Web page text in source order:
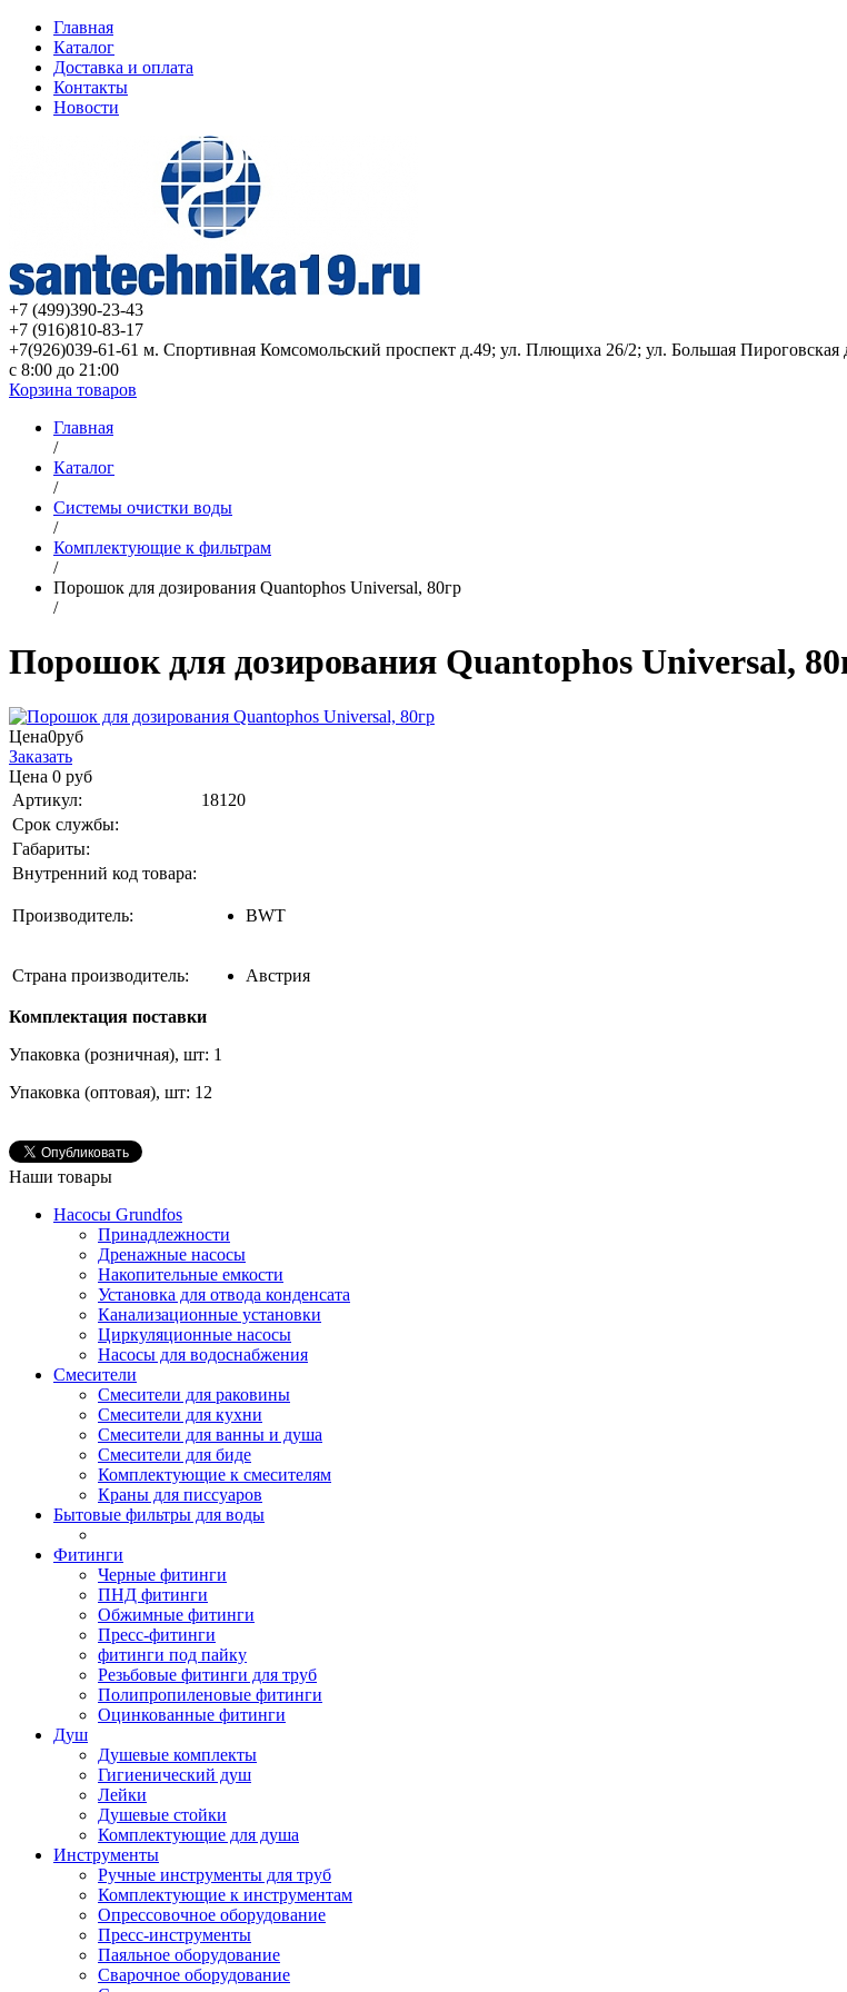
Главная
Каталог
Доставка и оплата
Контакты
Новости
+7 (499)390-23-43
+7 (916)810-83-17
+7(926)039-61-61 м. Спортивная Комсомольский проспект д.49; ул. Плющиха 26/2; ул. Большая Пироговская
с 8:00 до 21:00
Корзина товаров
Главная
/
Каталог
/
Системы очистки воды
/
Комплектующие к фильтрам
/
Порошок для дозирования Quantophos Universal, 80гр
/
Порошок для дозирования Quantophos Universal,
Цена0руб
Заказать
Цена 0 руб
Артикул:
18120
Срок службы:
Габариты:
Внутренний код товара:
Производитель: BWT
Страна производитель: Австрия
Комплектация поставки
Упаковка (розничная), шт: 1
Упаковка (оптовая), шт: 12
Наши товары
Насосы Grundfos
Принадлежности
Дренажные насосы
Накопительные емкости
Установка для отвода конденсата
Канализационные установки
Циркуляционные насосы
Насосы для водоснабжения
Смесители
Смесители для раковины
Смесители для кухни
Смесители для ванны и душа
Смесители для биде
Комплектующие к смесителям
Краны для писсуаров
Бытовые фильтры для воды
Фитинги
Черные фитинги
ПНД фитинги
Обжимные фитинги
Пресс-фитинги
фитинги под пайку
Резьбовые фитинги для труб
Полипропиленовые фитинги
Оцинкованные фитинги
Душ
Душевые комплекты
Гигиенический душ
Лейки
Душевые стойки
Комплектующие для душа
Инструменты
Ручные инструменты для труб
Комплектующие к инструментам
Опрессовочное оборудование
Пресс-инструменты
Паяльное оборудование
Сварочное оборудование